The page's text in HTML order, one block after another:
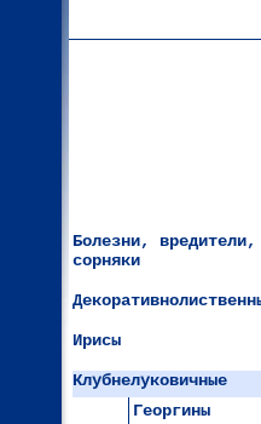
Болезни, вредители,
сорняки
Ирисы
Клубнелуковичные
Георгины